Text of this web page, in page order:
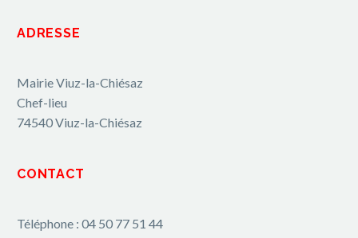
ADRESSE
Mairie Viuz-la-Chiésaz
Chef-lieu
74540 Viuz-la-Chiésaz
CONTACT
Téléphone : 04 50 77 51 44